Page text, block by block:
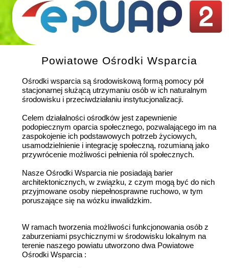
Powiatowe Ośrodki Wsparcia
Ośrodki wsparcia są środowiskową formą pomocy pół
stacjonarnej służącą utrzymaniu osób w ich naturalnym
środowisku i przeciwdziałaniu instytucjonalizacji.
Celem działalności ośrodków jest zapewnienie
podopiecznym oparcia społecznego, pozwalającego im na
zaspokojenie ich podstawowych potrzeb życiowych,
usamodzielnienie i integrację społeczną, rozumianą jako
przywrócenie możliwości pełnienia ról społecznych.
Nasze Ośrodki Wsparcia nie posiadają barier
architektonicznych, w związku, z czym mogą być do nich
przyjmowane osoby niepełnosprawne ruchowo, w tym
poruszające się na wózku inwalidzkim.
W ramach tworzenia możliwości funkcjonowania osób z
zaburzeniami psychicznymi w środowisku lokalnym na
terenie naszego powiatu utworzono dwa Powiatowe
Ośrodki Wsparcia :